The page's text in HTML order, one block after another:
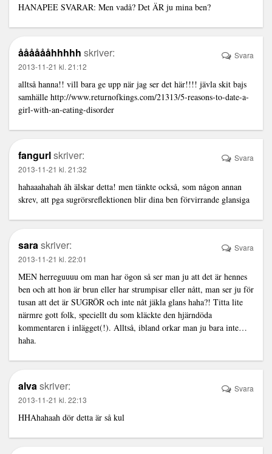
HANAPEE SVARAR: Men vadå? Det ÄR ju mina ben?
ååååååhhhhh skriver:
2013-11-21 kl. 21:12
alltså hanna!! vill bara ge upp när jag ser det här!!!! jävla skit bajs
samhälle http://www.returnofkings.com/21313/5-reasons-to-date-a-
girl-with-an-eating-disorder
Svara
fangurlskriver:
2013-11-21 kl. 21:32
hahaaahahah åh älskar detta! men tänkte också, som någon annan
skrev, att pga sugrörsreflektionen blir dina ben förvirrande glansiga
Svara
saraskriver:
2013-11-21 kl. 22:01
MEN herreguuuu om man har ögon så ser man ju att det är hennes
ben och att hon är brun eller har strumpisar eller nått, man ser ju för
tusan att det är SUGRÖR och inte nåt jäkla glans haha?! Titta lite
närmre gott folk, speciellt du som kläckte den hjärndöda
kommentaren i inlägget(!). Alltså, ibland orkar man ju bara inte…
haha.
Svara
alvaskriver:
2013-11-21 kl. 22:13
HHAhahaah dör detta är så kul
Svara